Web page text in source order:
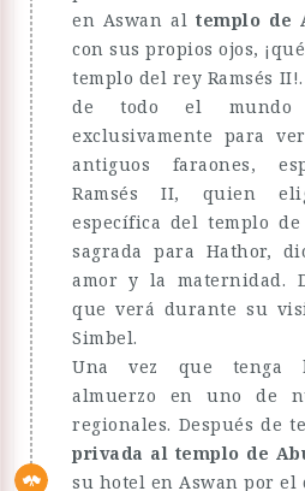
en Aswan altemplo de
con sus propios ojos,
templo del rey Ramsés
de todo el mundo
exclusivamente para
antiguos faraones,
Ramsés II, quien
específica del templo
sagrada para Hathor,
amor y la maternidad.
que verá durante su
Simbel.
Una vez que tenga
almuerzo en uno de
regionales. Después de
privada al templo de
su hotel en Aswan por el